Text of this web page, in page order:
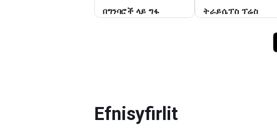
በግንባሮች ላይ ግፋ ትራይሴፕስ ፕሬስ
Efnisyfirlit